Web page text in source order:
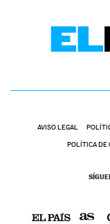
AVISO LEGAL
POLÍTICA DE